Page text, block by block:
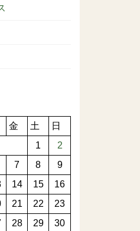
金 土
日
1
2
7 8
9
14 15
16
21 22
23
28 29
30